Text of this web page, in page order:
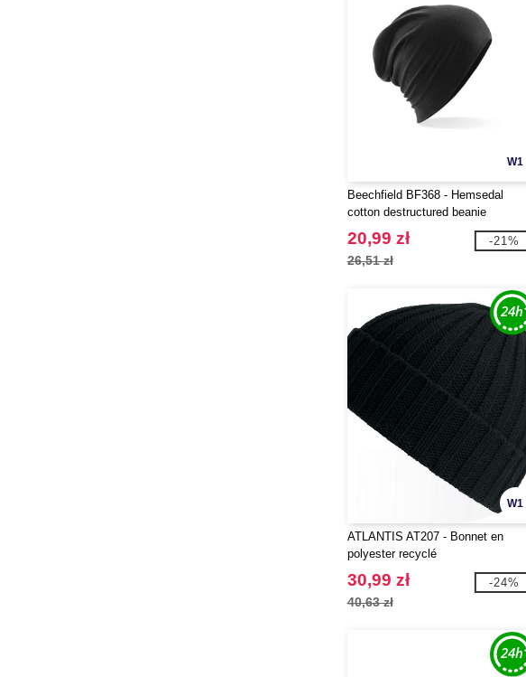
W1
Beechfield BF368 - Hemsedal
cotton destructured beanie
20,99 zł
26,51 zł
-21%
W1
ATLANTIS AT207 - Bonnet en
polyester recyclé
30,99 zł
40,63 zł
-24%